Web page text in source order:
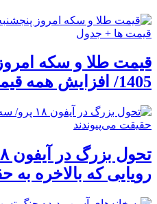
1405/ افزایش همه قیمت ها + جدول
رویایی که بالاخره به